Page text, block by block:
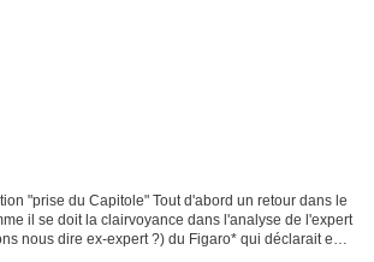
"prise du Capitole" Tout d'abord un retour dans le
il se doit la clairvoyance dans l'analyse de l'expert
nous dire ex-expert ?) du Figaro* qui déclarait en